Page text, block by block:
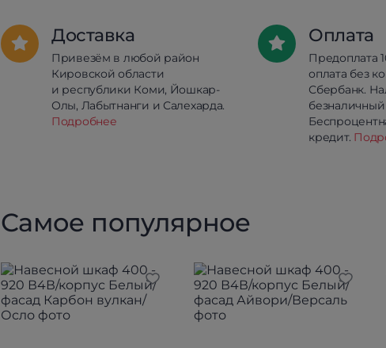
Доставка
Привезём в любой район
Кировской области
и республики Коми, Йошкар-
Олы, Лабытнанги и Салехарда.
Подробнее
Оплата
Предоплата
оплата без
Сбербанк.
безналичный
кредит.
Самое популярное